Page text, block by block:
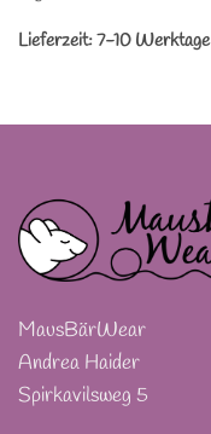
Lieferzeit:7-10 Werktage
MausBärWear
Andrea Haider
Spirkavilsweg 5